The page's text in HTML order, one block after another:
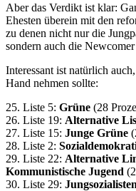
Aber das Verdikt ist klar:
Ehesten überein mit den
zu denen nicht nur die
sondern auch die
Interessant ist natürlich
Hand nehmen sollte:
25. Liste 5: Grüne (28
26. Liste 19: Alternative
27. Liste 15: Junge Grüne
28. Liste 2:
29. Liste 22: Alternative
Kommunistische Jugend
30. Liste 29: Jungsozialisten